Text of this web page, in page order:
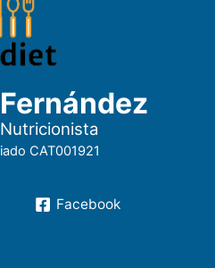
CAT001921
Facebook